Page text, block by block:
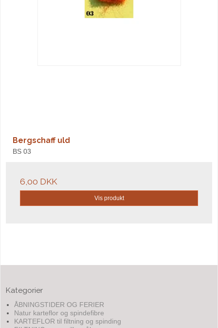
Bergschaff uld
BS 03
6,00 DKK
Vis produkt
Kategorier
ÅBNINGSTIDER OG FERIER
Natur karteflor og spindefibre
KARTEFLOR til filtning og spinding